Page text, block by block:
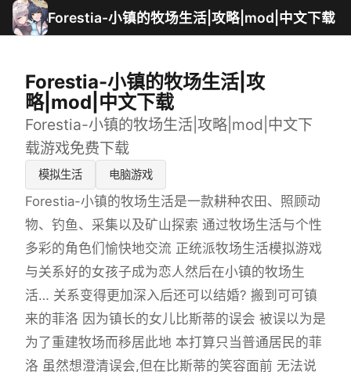
Forestia-小镇的牧场生活|攻略|mod|中文下载
Forestia-小镇的牧场生活|攻
略|mod|中文下载
Forestia-小镇的牧场生活|攻略|mod|中文下
载游戏免费下载
模拟生活 电脑游戏
Forestia-小镇的牧场生活是一款耕种农田、照顾动
物、钓鱼、采集以及矿山探索 通过牧场生活与个性
多彩的角色们愉快地交流 正统派牧场生活模拟游戏
与关系好的女孩子成为恋人然后在小镇的牧场生
活… 关系变得更加深入后还可以结婚? 搬到可可镇
来的菲洛 因为镇长的女儿比斯蒂的误会 被误以为是
为了重建牧场而移居此地 本打算只当普通居民的菲
洛 虽然想澄清误会,但在比斯蒂的笑容面前 无法说